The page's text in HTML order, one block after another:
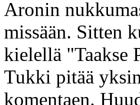
Aronin
missään. Sitten
kielellä "Taakse
Tukki pitää
komentaen.